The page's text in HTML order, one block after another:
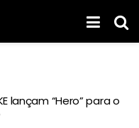
lançam “Hero” para o